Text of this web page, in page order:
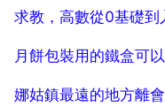
2025-07-29
2025-07-29
2025-07-29